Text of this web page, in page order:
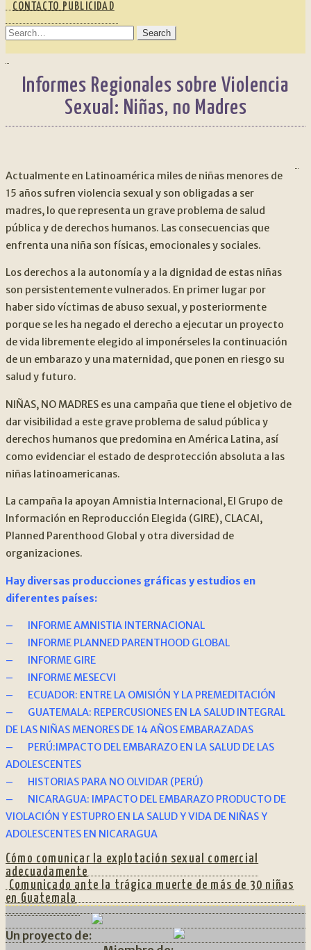
CONTACTO PUBLICIDAD
SEARCH
FOR:
Informes Regionales sobre Violencia
Sexual: Niñas, no Madres
Actualmente en Latinoamérica miles de niñas menores de
15 años sufren violencia sexual y son obligadas a ser
madres, lo que representa un grave problema de salud
pública y de derechos humanos. Las consecuencias que
enfrenta una niña son físicas, emocionales y sociales.
Los derechos a la autonomía y a la dignidad de estas niñas
son persistentemente vulnerados. En primer lugar por
haber sido víctimas de abuso sexual, y posteriormente
porque se les ha negado el derecho a ejecutar un proyecto
de vida libremente elegido al imponérseles la continuación
de un embarazo y una maternidad, que ponen en riesgo su
salud y futuro.
NIÑAS, NO MADRES es una campaña que tiene el objetivo de
dar visibilidad a este grave problema de salud pública y
derechos humanos que predomina en América Latina, así
como evidenciar el estado de desprotección absoluta a las
niñas latinoamericanas.
La campaña la apoyan Amnistia Internacional, El Grupo de
Información en Reproducción Elegida (GIRE), CLACAI,
Planned Parenthood Global y otra diversidad de
organizaciones.
Hay diversas producciones gráficas y estudios en
diferentes países:
– INFORME AMNISTIA INTERNACIONAL
– INFORME PLANNED PARENTHOOD GLOBAL
– INFORME GIRE
– INFORME MESECVI
– ECUADOR: ENTRE LA OMISIÓN Y LA PREMEDITACIÓN
– GUATEMALA: REPERCUSIONES EN LA SALUD INTEGRAL
DE LAS NIÑAS MENORES DE 14 AÑOS EMBARAZADAS
– PERÚ:IMPACTO DEL EMBARAZO EN LA SALUD DE LAS
ADOLESCENTES
– HISTORIAS PARA NO OLVIDAR (PERÚ)
– NICARAGUA: IMPACTO DEL EMBARAZO PRODUCTO DE
VIOLACIÓN Y ESTUPRO EN LA SALUD Y VIDA DE NIÑAS Y
ADOLESCENTES EN NICARAGUA
DE
ENTRADAS
Cómo comunicar la explotación sexual comercial
adecuadamente
Siguiente:
Comunicado ante la trágica muerte de más de 30 niñas
en Guatemala
Un proyecto de: